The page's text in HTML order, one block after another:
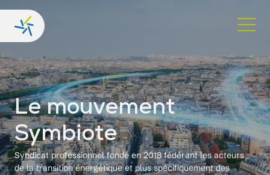
Le mouvement
Symbiote
Syndicat professionnel fondé en 2018 fédérant les acteurs
de la transition énergétique et plus spécifiquement des